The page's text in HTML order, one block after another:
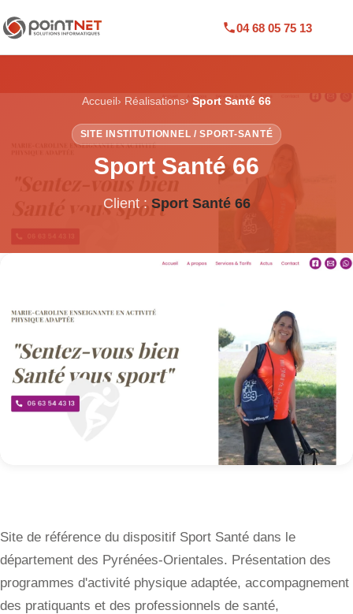
04 68 05 75 13
Accueil Réalisations Sport Santé 66
SITE INSTITUTIONNEL / SPORT-SANTÉ
Sport Santé 66
Client : Sport Santé 66
Site de référence du dispositif Sport Santé dans le
département des Pyrénées-Orientales. Présentation des
programmes d'activité physique adaptée, accompagnement
des pratiquants et des professionnels de santé,